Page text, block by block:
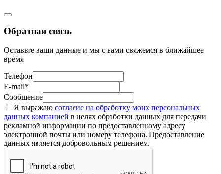
Обратная связь
Оставьте ваши данные и мы с вами свяжемся в ближайшее
время
Телефон
E-mail*
Сообщение
Я выражаю согласие на обработку моих персональных
данных компанией в целях обработки данных для передачи
рекламной информации по предоставленному адресу
электронной почты или номеру телефона. Предоставление
данных является добровольным решением.